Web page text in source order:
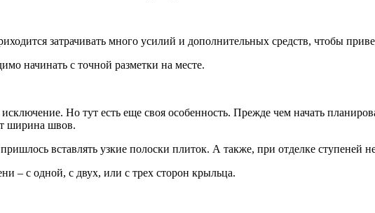
затрачивать много усилий и дополнительных средств, чтобы
начинать с точной разметки на месте.
Но тут есть еще своя особенность. Прежде чем начать
ширина швов.
вставлять узкие полоски плиток. А также, при отделке ступеней
– с одной, с двух, или с трех сторон крыльца.